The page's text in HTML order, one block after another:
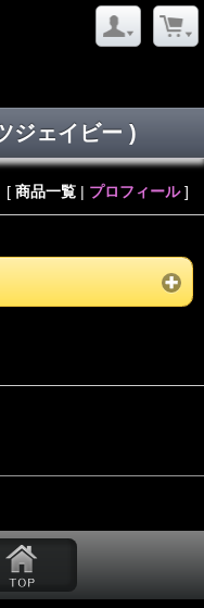
ジェイビー )
[ 商品一覧 | プロフィール]